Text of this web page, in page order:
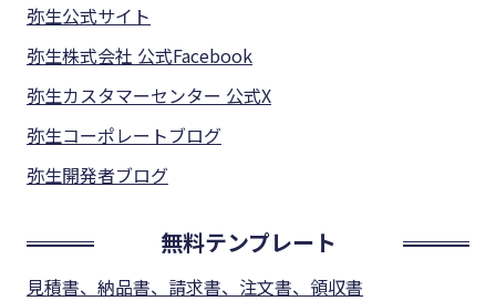
弥生公式サイト
弥生株式会社 公式Facebook
弥生カスタマーセンター 公式X
弥生コーポレートブログ
弥生開発者ブログ
無料テンプレート
見積書、納品書、請求書、注文書、領収書